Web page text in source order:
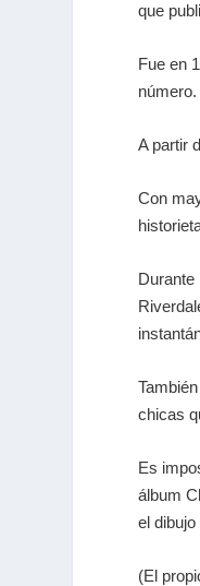
que
Fue en
número.
A partir
Con
Durante
chicas
Es
álbum
el
(El